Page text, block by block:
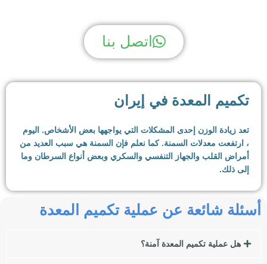
اتصل بنا
تكميم المعدة في إيران
تعد زيادة الوزن إحدى المشكلات التي يواجهها بعض الأشخاص. اليوم
، ارتفعت معدلات السمنة. كما نعلم فإن السمنة هي سبب العديد من
أمراض القلب والجهاز التنفسي والسكري وبعض أنواع السرطان وما
إلى ذلك.
الناس. الأشخاص الذين يعانون من زيادة الوزن أو السمنة يصبحون
السمنة لها العديد من العوامل والأسباب ، من الاستهلاك المفرط
أسئلة شائعة عن عملية تكميم المعدة
هل عملية تكميم المعدة آمنة؟